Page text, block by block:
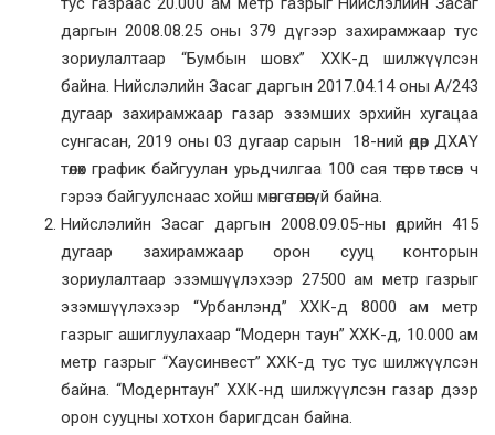
даргын 2008.08.25 оны 379 дүгээр захирамжаар тус
зориулалтаар “Бумбын шовх” ХХК-д шилжүүлсэн
байна. Нийслэлийн Засаг даргын 2017.04.14 оны А/243
дугаар захирамжаар газар эзэмших эрхийн хугацаа
сунгасан, 2019 оны 03 дугаар сарын 18-ний өдөр ДХАҮ
төлөх график байгуулан урьдчилгаа 100 сая төгрөг төлсөн ч
гэрээ байгуулснаас хойш мөнгө төлөөгүй байна.
Нийслэлийн Засаг даргын 2008.09.05-ны өдрийн 415
дугаар захирамжаар орон сууц конторын
зориулалтаар эзэмшүүлэхээр 27500 ам метр газрыг
эзэмшүүлэхээр “Урбанлэнд” ХХК-д 8000 ам метр
газрыг ашиглуулахаар “Модерн таун” ХХК-д, 10.000 ам
метр газрыг “Хаусинвест” ХХК-д тус тус шилжүүлсэн
байна. “Модернтаун” ХХК-нд шилжүүлсэн газар дээр
орон сууцны хотхон баригдсан байна.